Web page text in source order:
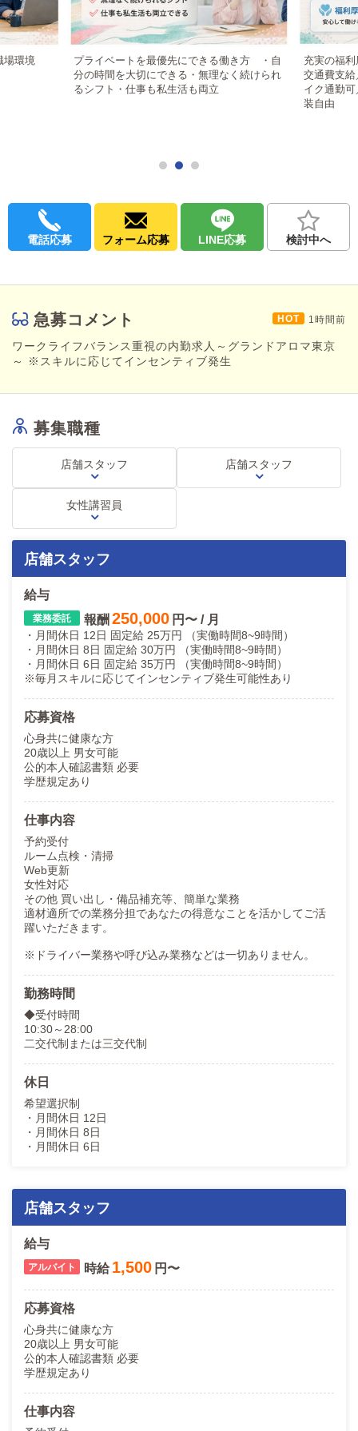
Web更新
女性対応
その他 買い出し・備品補充等、簡単な業務
適材適所での業務分担であなたの得意なことを活かしてご
活躍いただきます。
※ドライバー業務や呼び込み業務などは一切ありません。
環境
プライベートを最優先にできる働き方 ・自
分の時間を大切にできる・無理なく続けられ
るシフト・仕事も私生活も両立
充実の福
交通費支
イク通勤
装自由
電話応募 フォーム応募 LINE応募 検討中へ
急募コメント 1時間前
ワークライフバランス重視の内勤求人～グランドアロマ東京
～ ※スキルに応じてインセンティブ発生
募集職種
店舗スタッフ 店舗スタッフ
女性講習員
店舗スタッフ
給与
報酬 250,000 円〜 / 月
・月間休日 12日 固定給 25万円 （実働時間8~9時間）
・月間休日 8日 固定給 30万円 （実働時間8~9時間）
・月間休日 6日 固定給 35万円 （実働時間8~9時間）
※毎月スキルに応じてインセンティブ発生可能性あり
応募資格
心身共に健康な方
20歳以上 男女可能
公的本人確認書類 必要
学歴規定あり
仕事内容
予約受付
ルーム点検・清掃
Web更新
女性対応
その他 買い出し・備品補充等、簡単な業務
適材適所での業務分担であなたの得意なことを活かしてご活
躍いただきます。
※ドライバー業務や呼び込み業務などは一切ありません。
勤務時間
◆受付時間
10:30～28:00
二交代制または三交代制
休日
希望選択制
・月間休日 12日
・月間休日 8日
・月間休日 6日
店舗スタッフ
給与
時給 1,500 円〜
応募資格
心身共に健康な方
20歳以上 男女可能
公的本人確認書類 必要
学歴規定あり
仕事内容